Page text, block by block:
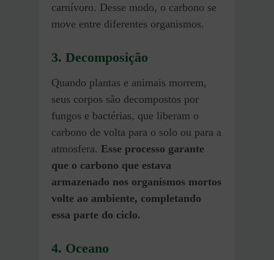
carnívoro. Desse modo, o carbono se
move entre diferentes organismos.
3. Decomposição
Quando plantas e animais morrem,
seus corpos são decompostos por
fungos e bactérias, que liberam o
carbono de volta para o solo ou para a
atmosfera. Esse processo garante
que o carbono que estava
armazenado nos organismos mortos
volte ao ambiente, completando
essa parte do ciclo.
4. Oceano